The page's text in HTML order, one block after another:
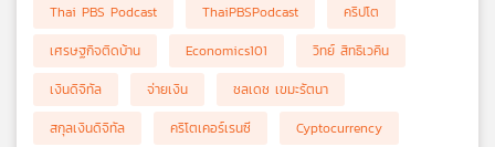
Thai PBS Podcast
ThaiPBSPodcast
คริปโต
เศรษฐกิจติดบ้าน
Economics101
วิทย์ สิทธิเวคิน
เงินดิจิทัล
จ่ายเงิน
ชลเดช เขมะรัตนา
สกุลเงินดิจิทัล
คริโตเคอร์เรนซี
Cyptocurrency